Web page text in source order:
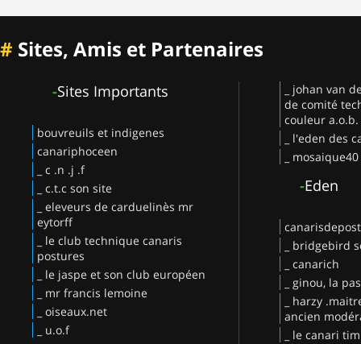
# Sites, Amis et Partenaires
-Sites Importants
bouvreuils et indigenes
canariphoceen
_ c .n .j .f
_ c.t.c son site
_ eleveurs de carduelinès mr
eytorff
_ le club technique canaris
postures
_ le jaspe et son club européen
_ mr francis lemoine
_ oiseaux.net
_ u.o.f
_ johan van
de comité
couleur a.o.b.
_ l'eden des
_ mosaique40
-Eden
_ bridgebird
_ canarich
_ ginou, la
_ harzy
ancien
_ le canari